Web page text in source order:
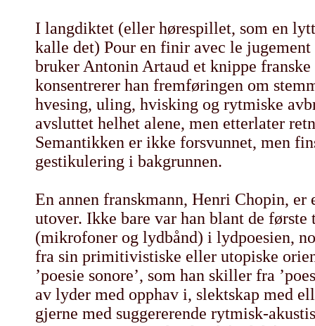
I langdiktet (eller hørespillet, som en
kalle det) Pour en finir avec le
bruker Antonin Artaud et knippe
konsentrerer han fremføringen om
hvesing, uling, hvisking og rytmiske
avsluttet helhet alene, men etterlater
Semantikken er ikke forsvunnet, men
gestikulering i bakgrunnen.
En annen franskmann, Henri Chopin,
utover. Ikke bare var han blant de
(mikrofoner og lydbånd) i lydpoesien,
fra sin primitivistiske eller utopiske
’poesie sonore’, som han skiller fra
av lyder med opphav i, slektskap med
gjerne med suggererende rytmisk-